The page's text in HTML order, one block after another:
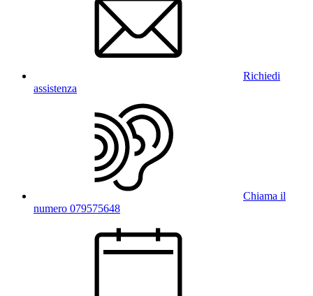
Richiedi
assistenza
Chiama il
numero 079575648